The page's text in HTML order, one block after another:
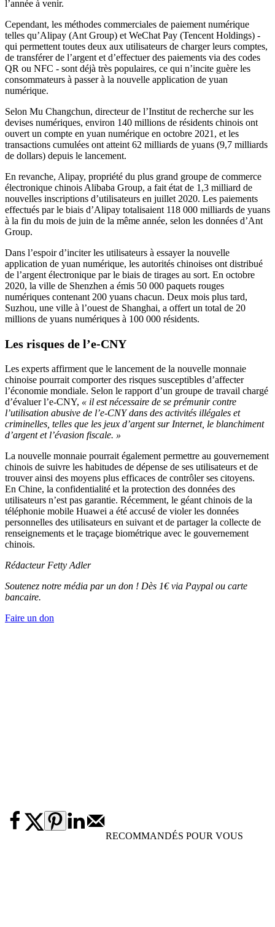
l’année à venir.
Cependant, les méthodes commerciales de paiement numérique
telles qu’Alipay (Ant Group) et WeChat Pay (Tencent Holdings) -
qui permettent toutes deux aux utilisateurs de charger leurs comptes,
de transférer de l’argent et d’effectuer des paiements via des codes
QR ou NFC - sont déjà très populaires, ce qui n’incite guère les
consommateurs à passer à la nouvelle application de yuan
numérique.
Selon Mu Changchun, directeur de l’Institut de recherche sur les
devises numériques, environ 140 millions de résidents chinois ont
ouvert un compte en yuan numérique en octobre 2021, et les
transactions cumulées ont atteint 62 milliards de yuans (9,7 milliards
de dollars) depuis le lancement.
En revanche, Alipay, propriété du plus grand groupe de commerce
électronique chinois Alibaba Group, a fait état de 1,3 milliard de
nouvelles inscriptions d’utilisateurs en juillet 2020. Les paiements
effectués par le biais d’Alipay totalisaient 118 000 milliards de yuans
à la fin du mois de juin de la même année, selon les données d’Ant
Group.
Dans l’espoir d’inciter les utilisateurs à essayer la nouvelle
application de yuan numérique, les autorités chinoises ont distribué
de l’argent électronique par le biais de tirages au sort. En octobre
2020, la ville de Shenzhen a émis 50 000 paquets rouges
numériques contenant 200 yuans chacun. Deux mois plus tard,
Suzhou, une ville à l’ouest de Shanghai, a offert un total de 20
millions de yuans numériques à 100 000 résidents.
Les risques de l’e-CNY
Les experts affirment que le lancement de la nouvelle monnaie
chinoise pourrait comporter des risques susceptibles d’affecter
l’économie mondiale. Selon le rapport d’un groupe de travail chargé
d’évaluer l’e-CNY, « il est nécessaire de se prémunir contre
l’utilisation abusive de l’e-CNY dans des activités illégales et
criminelles, telles que les jeux d’argent sur Internet, le blanchiment
d’argent et l’évasion fiscale. »
La nouvelle monnaie pourrait également permettre au gouvernement
chinois de suivre les habitudes de dépense de ses utilisateurs et de
trouver ainsi des moyens plus efficaces de contrôler ses citoyens.
En Chine, la confidentialité et la protection des données des
utilisateurs n’est pas garantie. Récemment, le géant chinois de la
téléphonie mobile Huawei a été accusé de violer les données
personnelles des utilisateurs en suivant et de partager la collecte de
renseignements et le traçage biométrique avec le gouvernement
chinois.
Rédacteur Fetty Adler
Soutenez notre média par un don ! Dès 1€ via Paypal ou carte
bancaire.
Faire un don
RECOMMANDÉS POUR VOUS